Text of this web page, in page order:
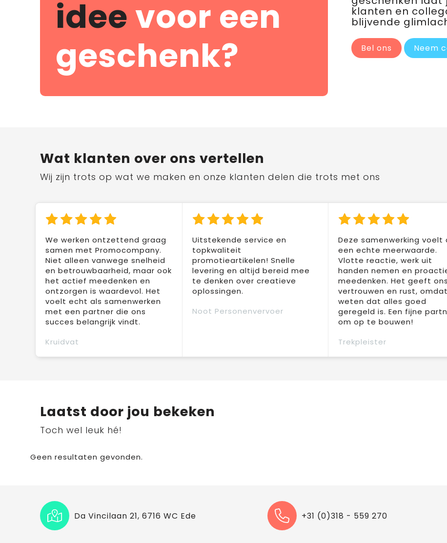
ideevoor een
geschenk?
klanten en
blijvende
Bel ons Neem
Wat klanten over ons vertellen
Wij zijn trots op wat we maken en onze klanten delen die trots met ons
We werken ontzettend graag
samen met Promocompany.
Niet alleen vanwege snelheid
en betrouwbaarheid, maar ook
het actief meedenken en
ontzorgen is waardevol. Het
voelt echt als samenwerken
met een partner die ons
succes belangrijk vindt.
Kruidvat
Uitstekende service en
topkwaliteit
promotieartikelen! Snelle
levering en altijd bereid mee
te denken over creatieve
oplossingen.
Noot Personenvervoer
Deze samenwerking voelt
een echte meerwaarde.
Vlotte reactie, werk uit
handen nemen en
meedenken. Het geeft ons
vertrouwen en rust,
weten dat alles goed
geregeld is. Een fijne
om op te bouwen!
Trekpleister
Laatst door jou bekeken
Toch wel leuk hé!
Geen resultaten gevonden.
Da Vincilaan 21, 6716 WC Ede +31 (0)318 - 559 270